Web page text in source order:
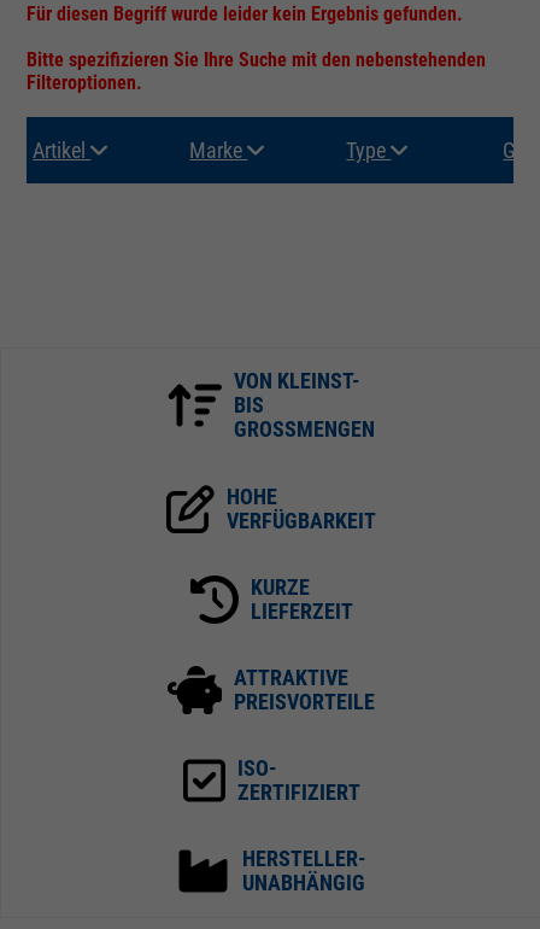
Für diesen Begriff wurde leider kein Ergebnis gefunden.
Bitte spezifizieren Sie Ihre Suche mit den nebenstehenden
Filteroptionen.
Artikel Marke Type
VON KLEINST-
BIS
GROSSMENGEN
HOHE
VERFÜGBARKEIT
KURZE
LIEFERZEIT
ATTRAKTIVE
PREISVORTEILE
ISO-
ZERTIFIZIERT
HERSTELLER-
UNABHÄNGIG